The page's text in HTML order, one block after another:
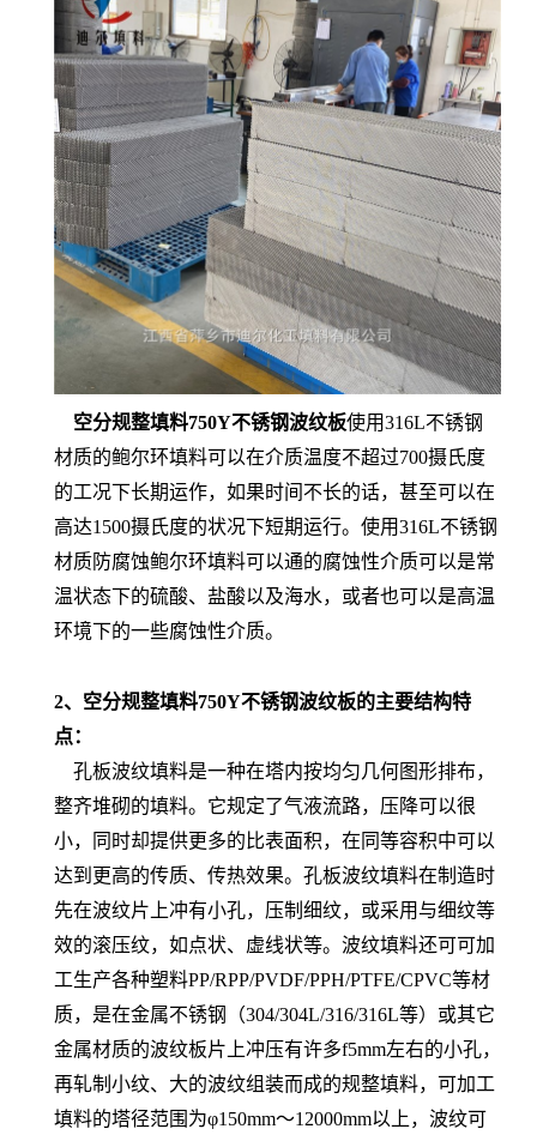
空分规整填料750Y不锈钢波纹板使用316L不锈钢
材质的鲍尔环填料可以在介质温度不超过700摄氏度
的工况下长期运作，如果时间不长的话，甚至可以在
高达1500摄氏度的状况下短期运行。使用316L不锈钢
材质防腐蚀鲍尔环填料可以通的腐蚀性介质可以是常
温状态下的硫酸、盐酸以及海水，或者也可以是高温
环境下的一些腐蚀性介质。
2、 空分规整填料750Y不锈钢波纹板的主要结构特
点：
孔板波纹填料是一种在塔内按均匀几何图形排布，
整齐堆砌的填料。它规定了气液流路，压降可以很
小，同时却提供更多的比表面积，在同等容积中可以
达到更高的传质、传热效果。孔板波纹填料在制造时
先在波纹片上冲有小孔，压制细纹，或采用与细纹等
效的滚压纹，如点状、虚线状等。波纹填料还可可加
工生产各种塑料PP/RPP/PVDF/PPH/PTFE/CPVC等材
质，是在金属不锈钢（304/304L/316/316L等）或其它
金属材质的波纹板片上冲压有许多f5mm左右的小孔，
再轧制小纹、大的波纹组装而成的规整填料，可加工
填料的塔径范围为φ150mm～12000mm以上，波纹可